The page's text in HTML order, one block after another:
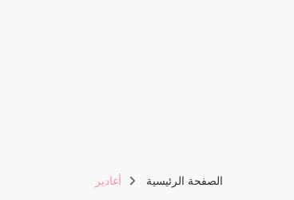
الصفحة الرئيسية أغادير